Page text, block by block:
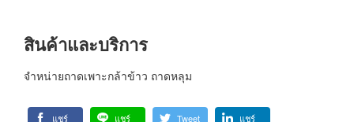
สินค้าและบริการ
จำหน่ายถาดเพาะกล้าข้าว ถาดหลุม
แชร์ แชร์ Tweet แชร์